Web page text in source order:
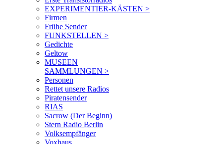
EXPERIMENTIER-KÄSTEN >
Firmen
Frühe Sender
FUNKSTELLEN >
Gedichte
Geltow
MUSEEN
SAMMLUNGEN >
Personen
Rettet unsere Radios
Piratensender
RIAS
Sacrow (Der Beginn)
Stern Radio Berlin
Volksempfänger
Voxhaus